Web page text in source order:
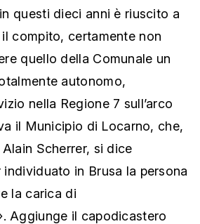
questi dieci anni è riuscito a
compito, certamente non
quello della Comunale un
autonomo,
nella Regione 7 sull’arco
il Municipio di Locarno, che,
Scherrer, si dice
in Brusa la persona
la carica di
Aggiunge il capodicastero